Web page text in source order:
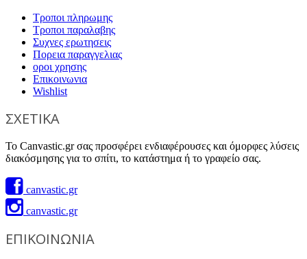
Τροποι πληρωμης
Τροποι παραλαβης
Συχνες ερωτησεις
Πορεια παραγγελιας
οροι χρησης
Επικοινωνια
Wishlist
ΣΧΕΤΙΚΑ
Το Canvastic.gr σας προσφέρει ενδιαφέρουσες και όμορφες λύσεις
διακόσμησης για το σπίτι, το κατάστημα ή το γραφείο σας.
canvastic.gr
canvastic.gr
ΕΠΙΚΟΙΝΩΝΙΑ